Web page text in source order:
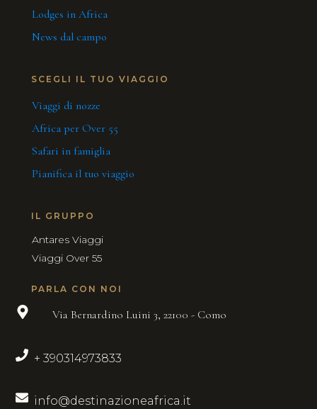
Lodges in Africa
News dal campo
SCEGLI IL TUO VIAGGIO
Viaggi di nozze
Africa per Over 55
Safari in famiglia
Pianifica il tuo viaggio
IL GRUPPO
Antares Viaggi
Viaggi Over 55
PARLA CON NOI
Via Bernardino Luini 3, 22100 - Como
+ 390314973833
info@destinazioneafrica.it